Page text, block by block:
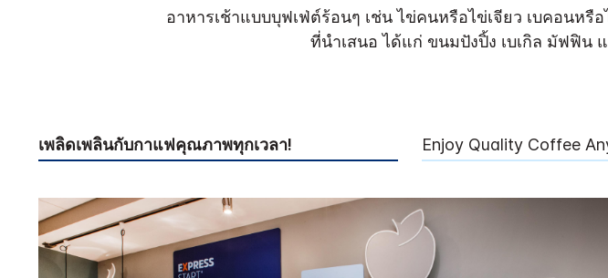
อาหารเช้าแบบบุฟเฟ่ต์ร้อนๆ เช่น ไข่คนหรือไข่เจียว เบคอนห
ที่นำเสนอ ได้แก่ ขนมปังปิ้ง เบเกิล มัฟฟิน
เพลิดเพลินกับกาแฟคุณภาพทุกเวลา! Enjoy Quality Coffee